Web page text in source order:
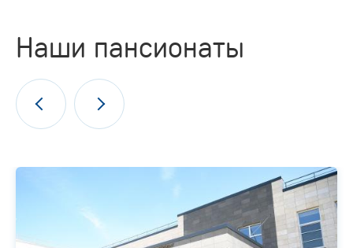
Наши пансионаты